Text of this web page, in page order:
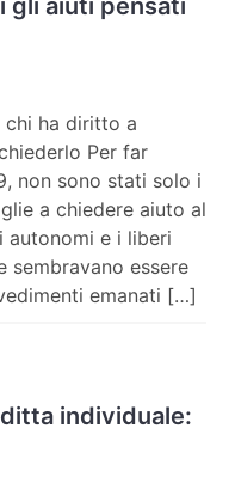
chi ha diritto a
Per far
non sono stati solo i
a chiedere aiuto al
autonomi e i liberi
sembravano essere
emanati […]
individuale: